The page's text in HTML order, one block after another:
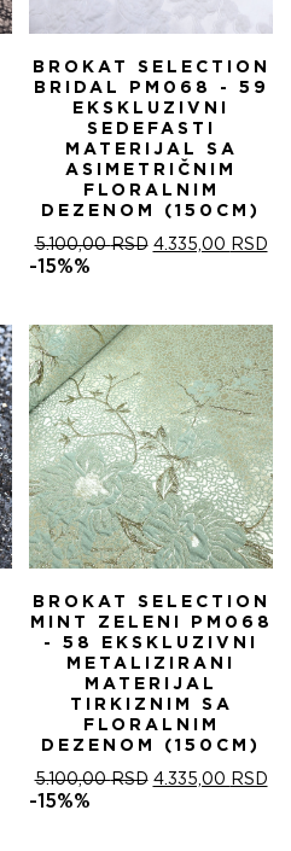
BROKAT SELECTION
BRIDAL PM068 - 59
EKSKLUZIVNI
SEDEFASTI
MATERIJAL SA
ASIMETRIČNIM
FLORALNIM
DEZENOM (150CM)
5.100,00RSD ОРИГИНАЛНА
5.100,00 RSD.
4.335,00 RSD
-15%%
BROKAT SELECTION
MINT ZELENI PM068
- 58 EKSKLUZIVNI
METALIZIRANI
MATERIJAL
TIRKIZNIM SA
FLORALNIM
DEZENOM (150CM)
5.100,00RSD ОРИГИНАЛНА
4.335,00 RSD
-15%%